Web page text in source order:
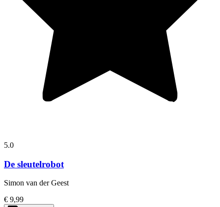
5.0
De sleutelrobot
Simon van der Geest
€ 9,99